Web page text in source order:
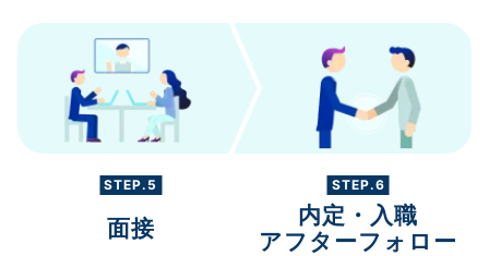
STEP.5
面接
STEP.6
内定・入職
アフターフォロー